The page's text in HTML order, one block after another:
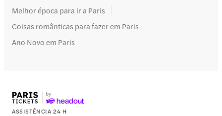
Melhor época para ir a Paris
Coisas românticas para fazer em Paris
Ano Novo em Paris
ASSISTÊNCIA 24 H